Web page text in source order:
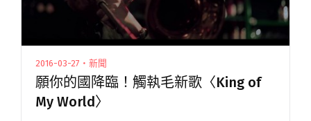
2016-03-27・新聞
願你的國降臨！觸執毛新歌〈King of
My World〉